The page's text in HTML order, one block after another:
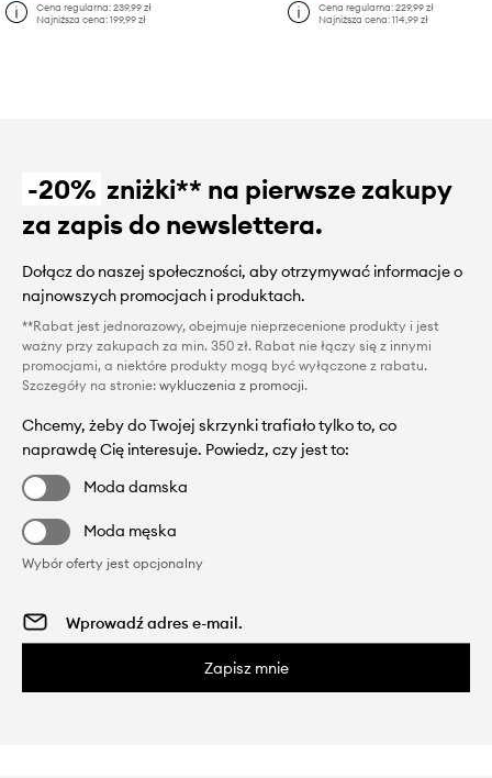
Cena regularna:239,99 zł
Najniższa cena:199,99 zł
Cena regularna:229,99 zł
Najniższa cena:114,99 zł
-20% zniżki** na pierwsze zakupy
za zapis do newslettera.
Dołącz do naszej społeczności, aby otrzymywać informacje o
najnowszych promocjach i produktach.
**Rabat jest jednorazowy, obejmuje nieprzecenione produkty i jest
ważny przy zakupach za min. 350 zł. Rabat nie łączy się z innymi
promocjami, a niektóre produkty mogą być wyłączone z rabatu.
Szczegóły na stronie: wykluczenia z promocji.
Chcemy, żeby do Twojej skrzynki trafiało tylko to, co
naprawdę Cię interesuje. Powiedz, czy jest to:
Moda damska
Moda męska
Wybór oferty jest opcjonalny
Zapisz mnie